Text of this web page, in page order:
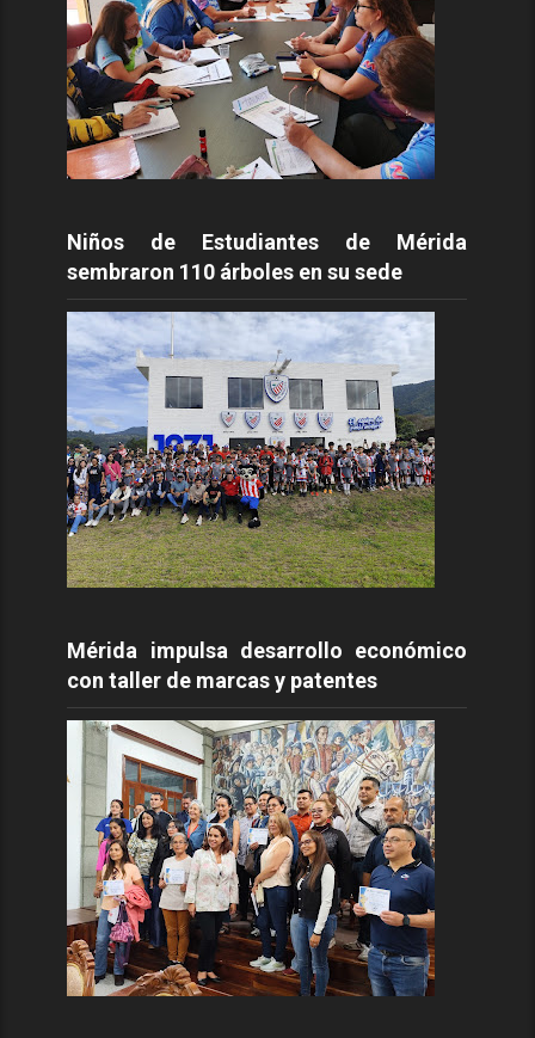
Niños de Estudiantes de Mérida
sembraron 110 árboles en su sede
Mérida impulsa desarrollo económico
con taller de marcas y patentes